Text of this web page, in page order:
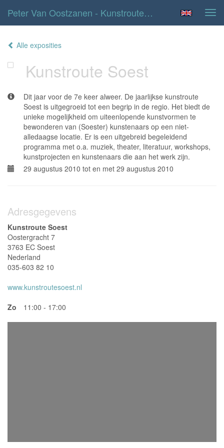
Peter Van Oostzanen - Kunstroute Soest
Alle exposities
Kunstroute Soest
Dit jaar voor de 7e keer alweer. De jaarlijkse kunstroute
Soest is uitgegroeid tot een begrip in de regio. Het biedt de
unieke mogelijkheid om uiteenlopende kunstvormen te
bewonderen van (Soester) kunstenaars op een niet-
alledaagse locatie. Er is een uitgebreid begeleidend
programma met o.a. muziek, theater, literatuur, workshops,
kunstprojecten en kunstenaars die aan het werk zijn.
29 augustus 2010 tot en met 29 augustus 2010
Adresgegevens
Kunstroute Soest
Oostergracht 7
3763 EC Soest
Nederland
035-603 82 10
www.kunstroutesoest.nl
Zo
11:00 - 17:00